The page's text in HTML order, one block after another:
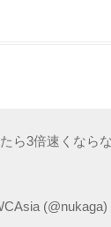
ら3倍速くなら
(@nukaga)